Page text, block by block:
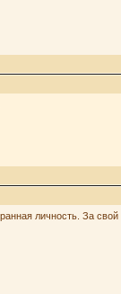
личность. За